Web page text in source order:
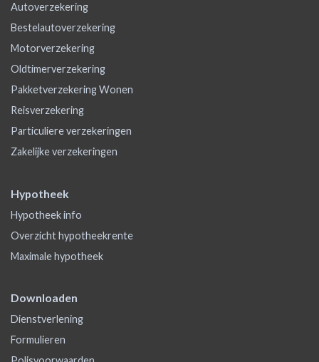
Autoverzekering
Bestelautoverzekering
Motorverzekering
Oldtimerverzekering
Pakketverzekering Wonen
Reisverzekering
Particuliere verzekeringen
Zakelijke verzekeringen
Hypotheek
Hypotheek info
Overzicht hypotheekrente
Maximale hypotheek
Downloaden
Dienstverlening
Formulieren